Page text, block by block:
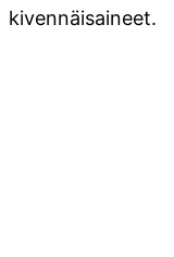
kivennäisaineet.